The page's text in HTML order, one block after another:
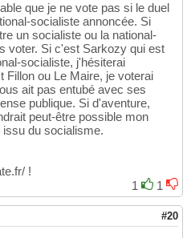
que je ne vote pas si le duel
socialiste annoncée. Si
un socialiste ou la national-
voter. Si c'est Sarkozy qui est
socialiste, j'hésiterai
Fillon ou Le Maire, je voterai
ait pas entubé avec ses
publique. Si d'aventure,
peut-être possible mon
du socialisme.
!
1
1
#20